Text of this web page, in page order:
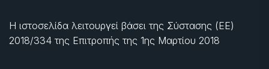
Η ιστοσελίδα λειτουργεί βάσει της Σύστασης (ΕΕ)
2018/334 της Επιτροπής της 1ης Μαρτίου 2018